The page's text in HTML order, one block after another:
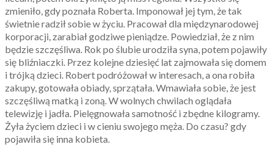
zmieniło, gdy poznała Roberta. Imponował jej tym, że tak
świetnie radził sobie w życiu. Pracował dla międzynarodowej
korporacji, zarabiał godziwe pieniądze. Powiedział, że z nim
będzie szczęśliwa. Rok po ślubie urodziła syna, potem pojawiły
się bliźniaczki. Przez kolejne dziesięć lat zajmowała się domem
i trójką dzieci. Robert podróżował w interesach, a ona robiła
zakupy, gotowała obiady, sprzątała. Wmawiała sobie, że jest
szczęśliwą matką i zoną. W wolnych chwilach oglądała
telewizję i jadła. Pielęgnowała samotność i zbędne kilogramy.
Żyła życiem dzieci i w cieniu swojego męża. Do czasu? gdy
pojawiła się inna kobieta.